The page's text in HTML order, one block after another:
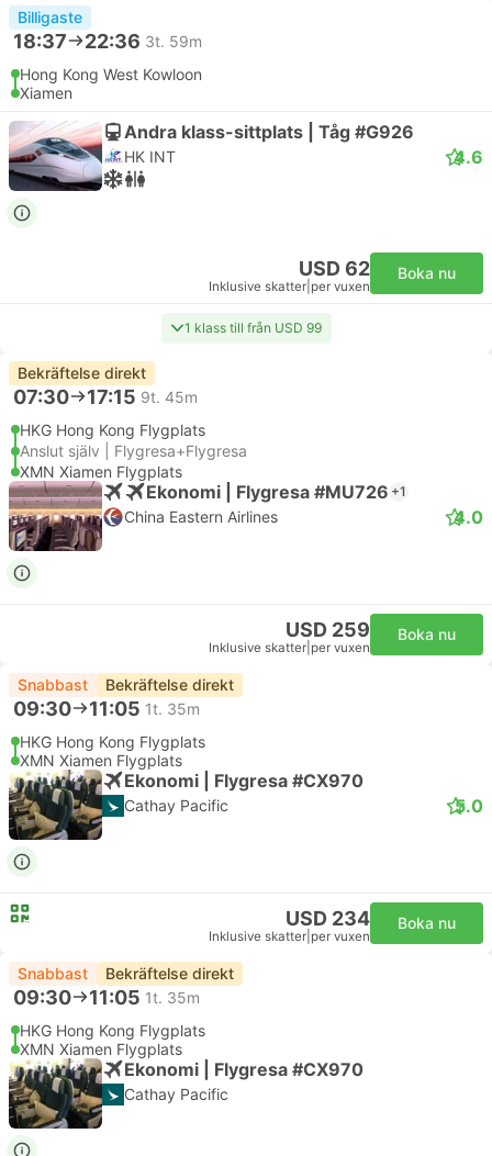
Billigaste
18:37 22:36 3t. 59m
Hong Kong West Kowloon
Xiamen
Andra klass-sittplats | Tåg #G926
HK INT 4.6
USD 62
Inklusive skatter per vuxen
Boka nu
1 klass till från USD 99
Bekräftelse direkt
07:30 17:15 9t. 45m
HKG Hong Kong Flygplats
Anslut själv | Flygresa+Flygresa
XMN Xiamen Flygplats
Ekonomi | Flygresa #MU726 +1
China Eastern Airlines 4.0
USD 259
Inklusive skatter per vuxen
Boka nu
Snabbast Bekräftelse direkt
09:30 11:05 1t. 35m
HKG Hong Kong Flygplats
XMN Xiamen Flygplats
Ekonomi | Flygresa #CX970
Cathay Pacific 5.0
USD 234
Inklusive skatter per vuxen
Boka nu
Snabbast Bekräftelse direkt
09:30 11:05 1t. 35m
HKG Hong Kong Flygplats
XMN Xiamen Flygplats
Ekonomi | Flygresa #CX970
Cathay Pacific